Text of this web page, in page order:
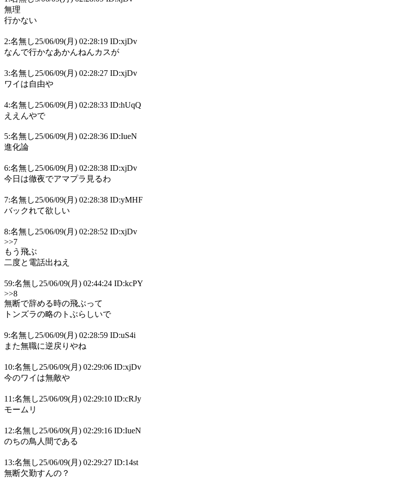
無理
行かない
2:名無し25/06/09(月) 02:28:19 ID:xjDv
なんで行かなあかんねんカスが
3:名無し25/06/09(月) 02:28:27 ID:xjDv
ワイは自由や
4:名無し25/06/09(月) 02:28:33 ID:hUqQ
ええんやで
5:名無し25/06/09(月) 02:28:36 ID:IueN
進化論
6:名無し25/06/09(月) 02:28:38 ID:xjDv
今日は徹夜でアマプラ見るわ
7:名無し25/06/09(月) 02:28:38 ID:yMHF
バックれて欲しい
8:名無し25/06/09(月) 02:28:52 ID:xjDv
>>7
もう飛ぶ
二度と電話出ねえ
59:名無し25/06/09(月) 02:44:24 ID:kcPY
>>8
無断で辞める時の飛ぶって
トンズラの略のトぶらしいで
9:名無し25/06/09(月) 02:28:59 ID:uS4i
また無職に逆戻りやね
10:名無し25/06/09(月) 02:29:06 ID:xjDv
今のワイは無敵や
11:名無し25/06/09(月) 02:29:10 ID:cRJy
モームリ
12:名無し25/06/09(月) 02:29:16 ID:IueN
のちの鳥人間である
13:名無し25/06/09(月) 02:29:27 ID:14st
無断欠勤すんの？